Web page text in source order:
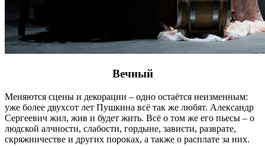
Вечный
Меняются сцены и декорации – одно остаётся неизменным:
уже более двухсот лет Пушкина всё так же любят. Александр
Сергеевич жил, жив и будет жить. Всё о том же его пьесы – о
людской алчности, слабости, гордыне, зависти, разврате,
скряжничестве и других пороках, а также о расплате за них.